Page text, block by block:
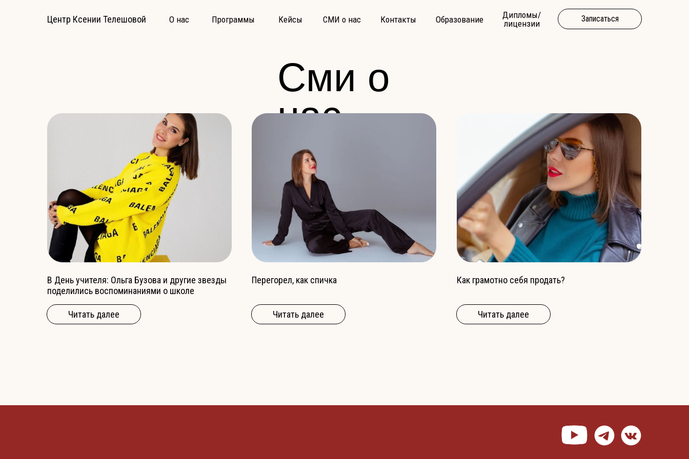
Центр Ксении Телешовой Записаться
О нас Программы Кейсы СМИ о нас Контакты Образование
Дипломы/
лицензии
Сми о
нас
В День учителя: Ольга Бузова и другие звезды
поделились воспоминаниями о школе
Перегорел, как спичка Как грамотно себя продать?
Читать далее
Читать далее Читать далее